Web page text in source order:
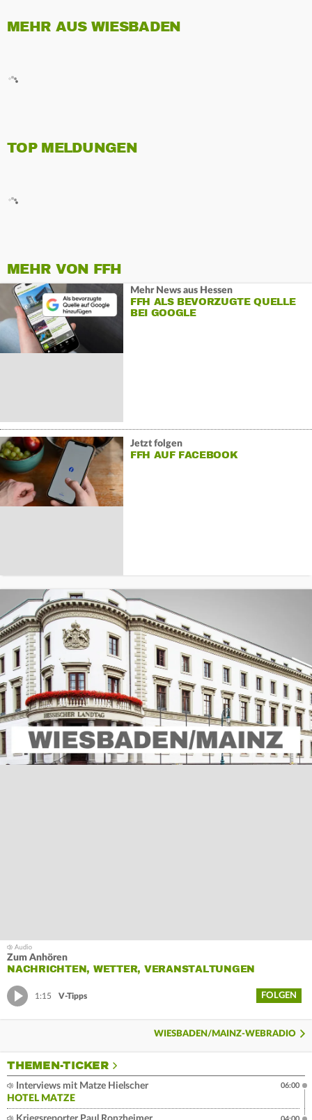
MEHR AUS WIESBADEN
TOP MELDUNGEN
MEHR VON FFH
Mehr News aus Hessen
FFH ALS BEVORZUGTE QUELLE
BEI GOOGLE
Jetzt folgen
FFH AUF FACEBOOK
Zum Anhören
NACHRICHTEN, WETTER, VERANSTALTUNGEN
1:15 V-Tipps FOLGEN
WIESBADEN/MAINZ-WEBRADIO
THEMEN-TICKER
Interviews mit Matze Hielscher
HOTEL MATZE
06:00